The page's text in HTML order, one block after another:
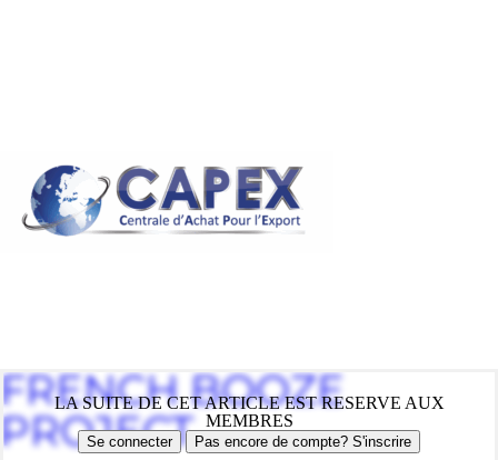
LA SUITE DE CET ARTICLE EST RESERVE AUX
MEMBRES
Se connecter Pas encore de compte? S'inscrire
FRENCH BOOZE
PROJECT